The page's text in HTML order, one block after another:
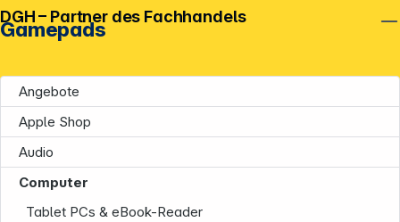
Gamepads
Angebote
Apple Shop
Audio
Computer
Tablet PCs & eBook-Reader
DGH – Partner des Fachhandels